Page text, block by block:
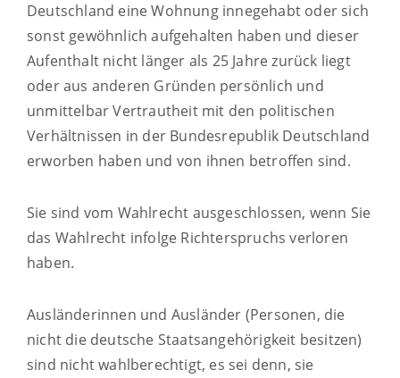
Deutschland eine Wohnung innegehabt oder sich
sonst gewöhnlich aufgehalten haben und dieser
Aufenthalt nicht länger als 25 Jahre zurück liegt
oder aus anderen Gründen persönlich und
unmittelbar Vertrautheit mit den politischen
Verhältnissen in der Bundesrepublik Deutschland
erworben haben und von ihnen betroffen sind.
Sie sind vom Wahlrecht ausgeschlossen, wenn Sie
das Wahlrecht infolge Richterspruchs verloren
haben.
Ausländerinnen und Ausländer (Personen, die
nicht die deutsche Staatsangehörigkeit besitzen)
sind nicht wahlberechtigt, es sei denn, sie